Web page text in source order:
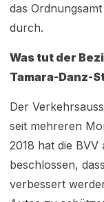
das
durch.
Was tut der
Tamara-Danz-
Der
seit mehreren
2018 hat die
beschlossen,
verbessert